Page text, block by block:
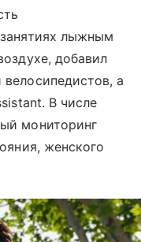
лыжным
добавил
а
В числе
мониторинг
женского